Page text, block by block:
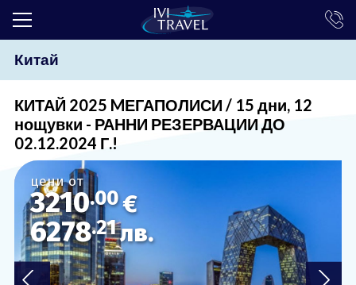
ТОП ОФЕРТИ
ПОЧИВКИ
ЕКСКУРЗИИ
ЕКЗОТИКА
КРУИЗИ
LAST MINUTE
ПРАЗНИЦИ
Китай
КИТАЙ 2025 MЕГАПОЛИСИ / 15 дни, 12
нощувки - РАННИ РЕЗЕРВАЦИИ ДО
02.12.2024 Г.!
цени от
3210.00€
6278.21лв.